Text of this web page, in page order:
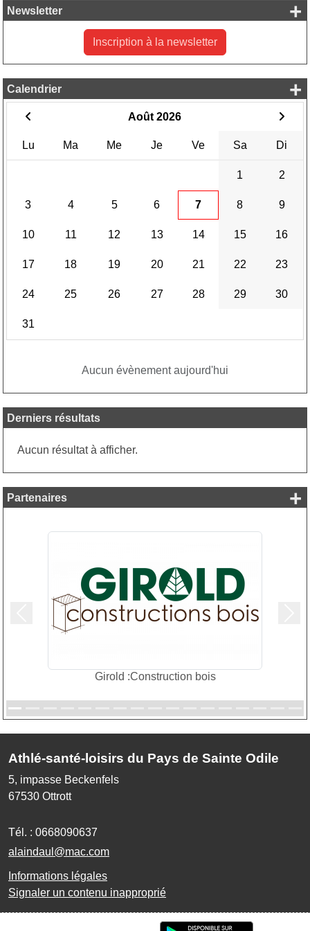
Newsletter
Inscription à la newsletter
+
Calendrier
Août 2026
Lu Ma Me Je Ve Sa Di
1 2
3 4 5 6 7 8 9
10 11 12 13 14 15 16
17 18 19 20 21 22 23
24 25 26 27 28 29 30
31
Aucun évènement aujourd'hui
+
Derniers résultats
Aucun résultat à afficher.
Partenaires
Girold :Construction bois
Précedent
+
Athlé-santé-loisirs du Pays de Sainte Odile
5, impasse Beckenfels
67530 Ottrott
Tél. : 0668090637
alaindaul@mac.com
Informations légales
Signaler un contenu inapproprié